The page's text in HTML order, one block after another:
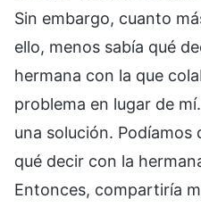
Sin embargo, cuanto
ello, menos sabía qué
hermana con la que
problema en lugar de
una solución.
qué decir con la
Entonces, compartiría